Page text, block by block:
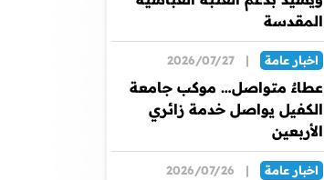
المقدسة
اخبار عامة |
2026/07/27
عطاءٌ متواصل… موكب جامعة
الكفيل يواصل خدمة زائري
الأربعين
اخبار عامة |
2026/07/26